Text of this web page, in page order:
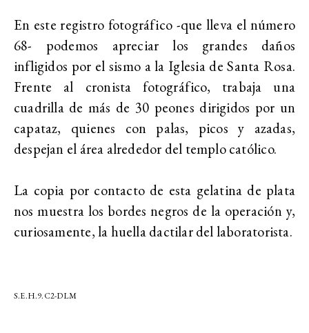
En este registro fotográfico -que lleva el número
68- podemos apreciar los grandes daños
infligidos por el sismo a la Iglesia de Santa Rosa.
Frente al cronista fotográfico, trabaja una
cuadrilla de más de 30 peones dirigidos por un
capataz, quienes con palas, picos y azadas,
despejan el área alrededor del templo católico.
La copia por contacto de esta gelatina de plata
nos muestra los bordes negros de la operación y,
curiosamente, la huella dactilar del laboratorista.
S.E.H.9.C2-DLM